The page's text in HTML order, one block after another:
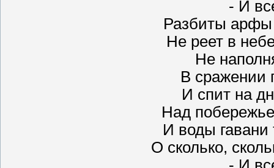
- И
Разбиты
Не реет в
Не
В сражении
И спит на
Над
И воды
О сколько,